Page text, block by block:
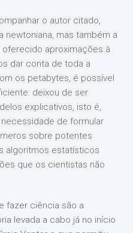
o autor citado,
newtoniana, mas também a
oferecido aproximações à
dar conta de toda a
os petabytes, é possível
deixou de ser
explicativos, isto é,
de formular
sobre potentes
algoritmos estatísticos
que os cientistas não
fazer ciência são a
levada a cabo já no início